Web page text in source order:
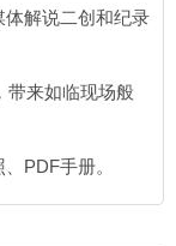
体解说二创和纪录
带来如临现场般
PDF手册。